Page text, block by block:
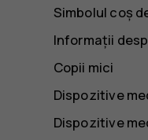
Simbolul coș
Informații
Copii mici
Dispozitive
Dispozitive